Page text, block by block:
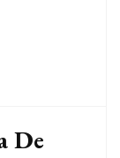
De